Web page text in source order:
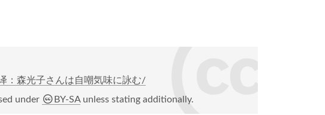
：森光子さんは自嘲気味に詠む/
under BY-SAunless stating additionally.